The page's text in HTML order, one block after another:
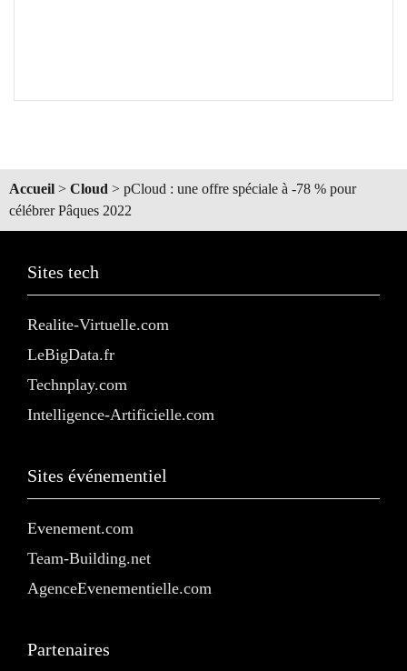
Accueil > Cloud > pCloud : une offre spéciale à -78 % pour
célébrer Pâques 2022
Sites tech
Realite-Virtuelle.com
LeBigData.fr
Technplay.com
Intelligence-Artificielle.com
Sites événementiel
Evenement.com
Team-Building.net
AgenceEvenementielle.com
Partenaires